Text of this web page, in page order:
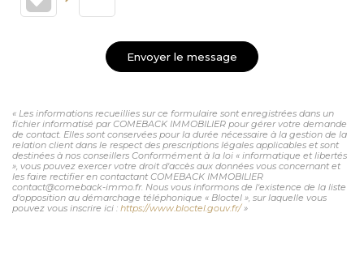
Envoyer le message
« Les informations recueillies sur ce formulaire sont enregistrées dans un
fichier informatisé par COMEBACK IMMOBILIER pour gérer votre demande
de contact. Elles sont conservées pour la durée nécessaire à la gestion de la
relation client dans le respect des prescriptions légales applicables et sont
destinées à nos conseillers Conformément à la loi « informatique et libertés
», vous pouvez exercer votre droit d'accès aux données vous concernant et
les faire rectifier en contactant COMEBACK IMMOBILIER
contact@comeback-immo.fr. Nous vous informons de l'existence de la liste
d'opposition au démarchage téléphonique « Bloctel », sur laquelle vous
pouvez vous inscrire ici : https://www.bloctel.gouv.fr/»